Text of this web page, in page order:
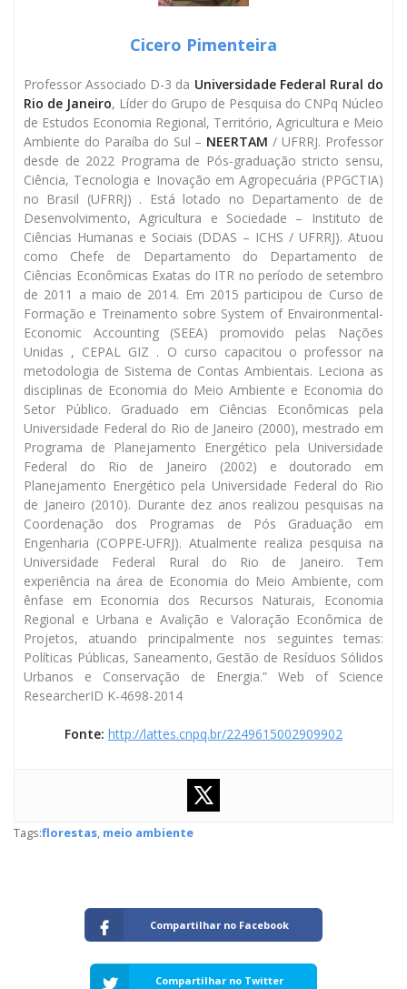
Cicero Pimenteira
Professor Associado D-3 da Universidade Federal Rural do
Rio de Janeiro, Líder do Grupo de Pesquisa do CNPq Núcleo
de Estudos Economia Regional, Território, Agricultura e Meio
Ambiente do Paraíba do Sul – NEERTAM / UFRRJ. Professor
desde de 2022 Programa de Pós-graduação stricto sensu,
Ciência, Tecnologia e Inovação em Agropecuária (PPGCTIA)
no Brasil (UFRRJ) . Está lotado no Departamento de de
Desenvolvimento, Agricultura e Sociedade – Instituto de
Ciências Humanas e Sociais (DDAS – ICHS / UFRRJ). Atuou
como Chefe de Departamento do Departamento de
Ciências Econômicas Exatas do ITR no período de setembro
de 2011 a maio de 2014. Em 2015 participou de Curso de
Formação e Treinamento sobre System of Envaironmental-
Economic Accounting (SEEA) promovido pelas Nações
Unidas , CEPAL GIZ . O curso capacitou o professor na
metodologia de Sistema de Contas Ambientais. Leciona as
disciplinas de Economia do Meio Ambiente e Economia do
Setor Público. Graduado em Ciências Econômicas pela
Universidade Federal do Rio de Janeiro (2000), mestrado em
Programa de Planejamento Energético pela Universidade
Federal do Rio de Janeiro (2002) e doutorado em
Planejamento Energético pela Universidade Federal do Rio
de Janeiro (2010). Durante dez anos realizou pesquisas na
Coordenação dos Programas de Pós Graduação em
Engenharia (COPPE-UFRJ). Atualmente realiza pesquisa na
Universidade Federal Rural do Rio de Janeiro. Tem
experiência na área de Economia do Meio Ambiente, com
ênfase em Economia dos Recursos Naturais, Economia
Regional e Urbana e Avalição e Valoração Econômica de
Projetos, atuando principalmente nos seguintes temas:
Políticas Públicas, Saneamento, Gestão de Resíduos Sólidos
Urbanos e Conservação de Energia.” Web of Science
ResearcherID K-4698-2014
Fonte: http://lattes.cnpq.br/2249615002909902
Tags:florestas, meio ambiente
Compartilhar no Facebook
Compartilhar no Twitter